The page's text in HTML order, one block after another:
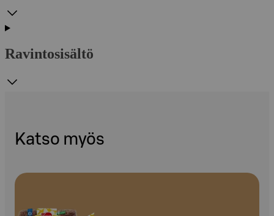
Ravintosisältö
Katso myös